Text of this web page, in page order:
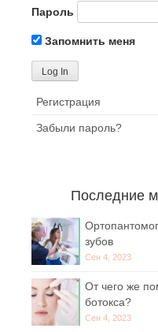
Пароль
Запомнить меня
Регистрация
Забыли пароль?
Последние
зубов
Сен 4, 2023
От чего же
ботокса?
Сен 4, 2023